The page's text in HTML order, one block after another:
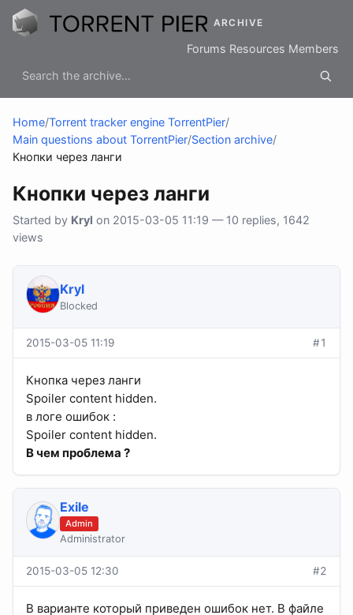
ARCHIVE
Forums Resources Members
Home/Torrent tracker engine TorrentPier/
Main questions about TorrentPier/Section archive/
Кнопки через ланги
Кнопки через ланги
Started by Kryl on 2015-03-05 11:19 — 10 replies, 1642
views
Kryl
Blocked
2015-03-05 11:19 #1
Кнопка через ланги
Spoiler content hidden.
в логе ошибок :
Spoiler content hidden.
В чем проблема ?
Exile
Admin
Administrator
2015-03-05 12:30 #2
В варианте который приведен ошибок нет. В файле